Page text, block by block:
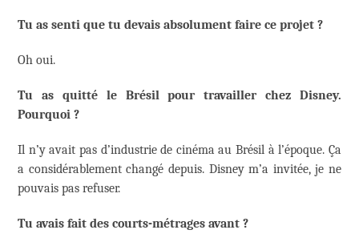
Tu as senti que tu devais absolument faire ce projet ?
Oh oui.
Tu as quitté le Brésil pour travailler chez Disney.
Pourquoi ?
Il n’y avait pas d’industrie de cinéma au Brésil à l’époque. Ça
a considérablement changé depuis. Disney m’a invitée, je ne
pouvais pas refuser.
Tu avais fait des courts-métrages avant ?